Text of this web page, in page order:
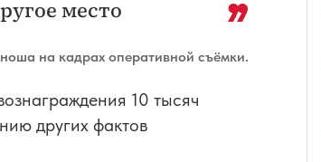
место
на кадрах оперативной съёмки.
10 тысяч
других фактов